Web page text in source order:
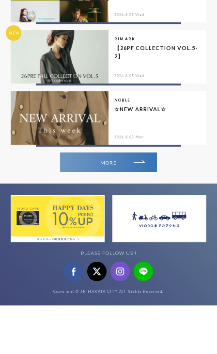
2026.8.05 Wed
NEW
RIM.ARK
【26PF COLLECTION VOL.5-
2】
2026.8.05 Wed
NOBLE
☆NEW ARRIVAL☆
2026.8.03 Mon
MORE
PLEASE FOLLOW US !
Copyright © JR HAKATA CITY All Rights Reserved.